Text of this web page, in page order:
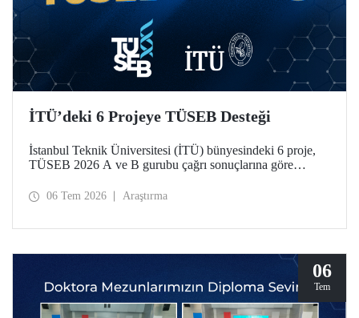
İTÜ’deki 6 Projeye TÜSEB Desteği
İstanbul Teknik Üniversitesi (İTÜ) bünyesindeki 6 proje,
TÜSEB 2026 A ve B gurubu çağrı sonuçlarına göre
06 Tem 2026 Araştırma
06
Tem